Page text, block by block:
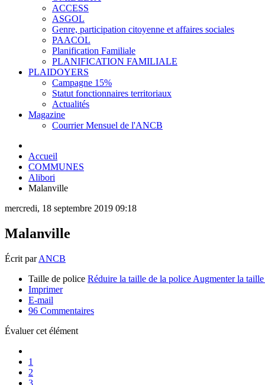
ACCESS
ASGOL
Genre, participation citoyenne et affaires sociales
PAACOL
Planification Familiale
PLANIFICATION FAMILIALE
PLAIDOYERS
Campagne 15%
Statut fonctionnaires territoriaux
Actualités
Magazine
Courrier Mensuel de l'ANCB
Accueil
COMMUNES
Alibori
Malanville
mercredi, 18 septembre 2019 09:18
Malanville
Écrit parANCB
Taille de police Réduire la taille de la police Augmenter la
Imprimer
E-mail
96 Commentaires
Évaluer cet élément
1
2
3